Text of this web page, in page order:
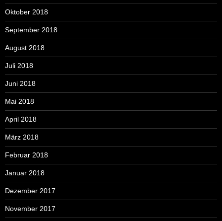
Oktober 2018
September 2018
August 2018
Juli 2018
Juni 2018
Mai 2018
April 2018
März 2018
Februar 2018
Januar 2018
Dezember 2017
November 2017